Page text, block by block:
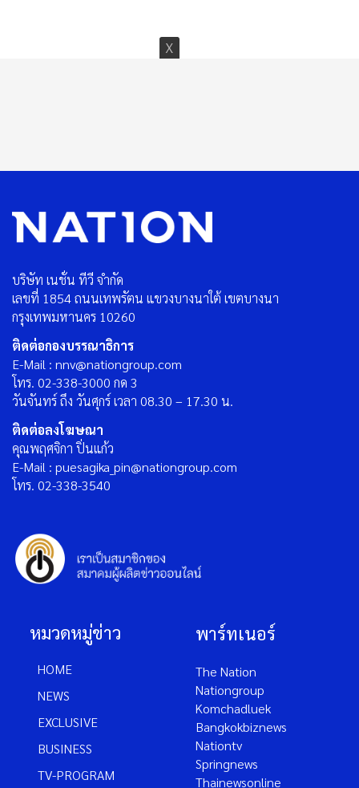
บริษัท เนชั่น ทีวี จำกัด
เลขที่ 1854 ถนนเทพรัตน แขวงบางนาใต้ เขตบางนา
กรุงเทพมหานคร 10260
ติดต่อกองบรรณาธิการ
E-Mail : nnv@nationgroup.com
โทร. 02-338-3000 กด 3
วันจันทร์ ถึง วันศุกร์ เวลา 08.30 – 17.30 น.
ติดต่อลงโฆษณา
คุณพฤศจิกา ปิ่นแก้ว
E-Mail : puesagika_pin@nationgroup.com
โทร. 02-338-3540
หมวดหมู่ข่าว
HOME
NEWS
EXCLUSIVE
BUSINESS
TV-PROGRAM
พาร์ทเนอร์
The Nation
Nationgroup
Komchadluek
Bangkokbiznews
Nationtv
Springnews
Thainewsonline